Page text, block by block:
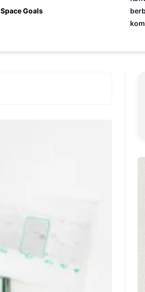
Space Goals
iseng, eh ternyata malah jadi
peluang bisnis yang
menguntungkan? Nah, itulah ...
Dari Iseng Jadi Cuan: Kisah